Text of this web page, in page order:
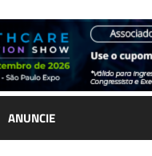
ANUNCIE